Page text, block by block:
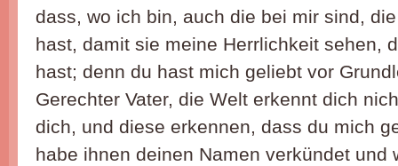
dass, wo ich bin, auch die bei mir sind,
hast, damit sie meine Herrlichkeit sehen,
hast; denn du hast mich geliebt vor
Gerechter Vater, die Welt erkennt dich
dich, und diese erkennen, dass du mich
habe ihnen deinen Namen verkündet und